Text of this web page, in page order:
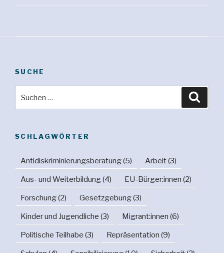
SUCHE
nach:
SCHLAGWÖRTER
Antidiskriminierungsberatung(5) Arbeit(3)
Aus- und Weiterbildung(4) EU-Bürger:innen (2)
Forschung(2) Gesetzgebung(3)
Kinder und Jugendliche (3) Migrant:innen (6)
Politische Teilhabe (3) Repräsentation (9)